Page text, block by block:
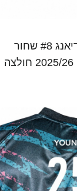
גברים טימוטה דיאנג #8 שחור
נייבי הרחק ג'רזי 2025/26 חולצה